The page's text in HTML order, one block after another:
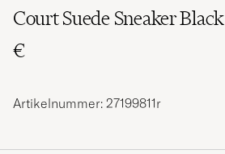
Court Suede Sneaker Black
€
Artikelnummer: 27199811r